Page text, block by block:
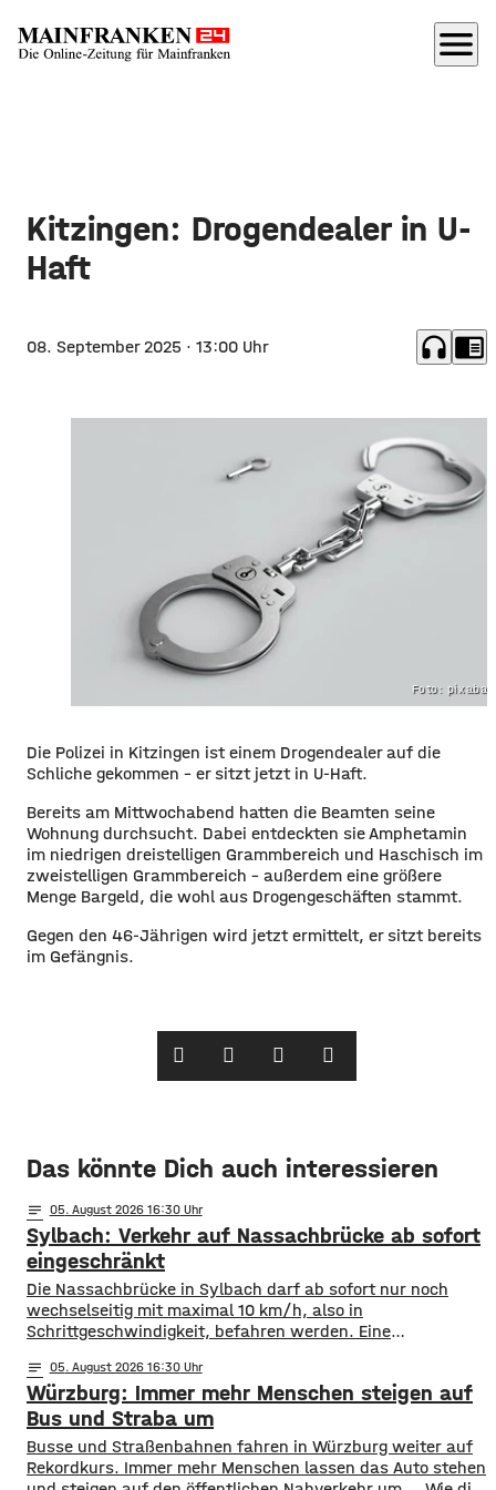
menu
Kitzingen: Drogendealer in U-
Haft
08. September 2025 · 13:00 Uhr headphones chrome_reader_mode
Foto:
Die Polizei in Kitzingen ist einem Drogendealer auf die
Schliche gekommen – er sitzt jetzt in U-Haft.
Bereits am Mittwochabend hatten die Beamten seine
Wohnung durchsucht. Dabei entdeckten sie Amphetamin
im niedrigen dreistelligen Grammbereich und Haschisch im
zweistelligen Grammbereich – außerdem eine größere
Menge Bargeld, die wohl aus Drogengeschäften stammt.
Gegen den 46-Jährigen wird jetzt ermittelt, er sitzt bereits
im Gefängnis.
Das könnte Dich auch interessieren
notes 05. August 2026 16:30
Sylbach: Verkehr auf Nassachbrücke ab sofort
eingeschränkt
Die Nassachbrücke in Sylbach darf ab sofort nur noch
wechselseitig mit maximal 10 km/h, also in
Schrittgeschwindigkeit, befahren werden. Eine
Landratsamt am Mittwochnachmittag veröffentlicht.
Hintergrund ist das der Schwerlastverkehr aufgrund der
kurzfristigen Sperrung der Nassachbrücke in Haßfurt
deutlich zugenommen hat. Durch die Begrenzung der
Höchstgeschwindigkeit soll das über 50 Jahre
notes 05. August 2026 16:30
Würzburg: Immer mehr Menschen steigen auf
Bus und Straba um
​​Busse und Straßenbahnen fahren in Würzburg weiter auf
Rekordkurs. Immer mehr Menschen lassen das Auto stehen